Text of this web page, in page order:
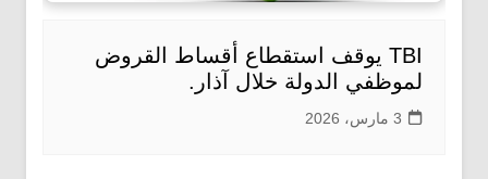
TBI يوقف استقطاع أقساط القروض
لموظفي الدولة خلال آذار.
3 مارس، 2026